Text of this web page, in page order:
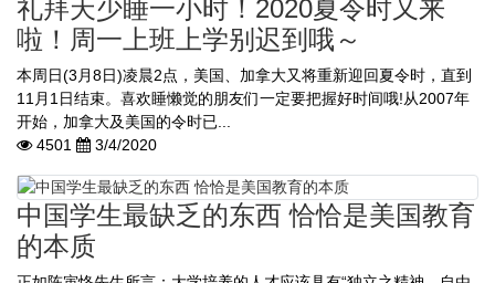
礼拜天少睡一小时！2020夏令时又来
啦！周一上班上学别迟到哦～
本周日(3月8日)凌晨2点，美国、加拿大又将重新迎回夏令时，直到
11月1日结束。喜欢睡懒觉的朋友们一定要把握好时间哦!从2007年
开始，加拿大及美国的令时已...
4501
3/4/2020
中国学生最缺乏的东西 恰恰是美国教育
的本质